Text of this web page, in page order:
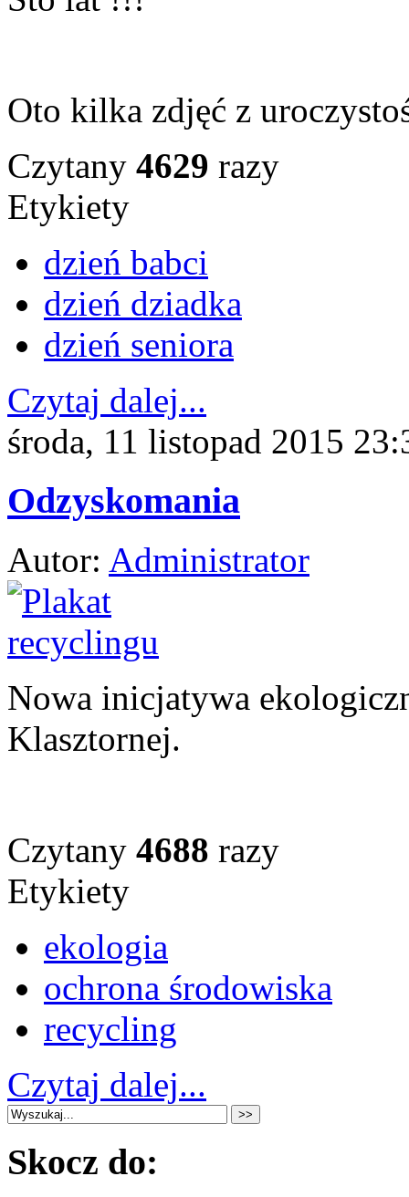
Oto kilka zdjęć z
Czytany 4629 razy
Etykiety
dzień babci
dzień dziadka
dzień seniora
Czytaj dalej...
środa, 11 listopad 2015
Odzyskomania
Autor: Administrator
Nowa inicjatywa
Klasztornej.
Czytany 4688 razy
Etykiety
ekologia
ochrona środowiska
recycling
Czytaj dalej...
Skocz do: